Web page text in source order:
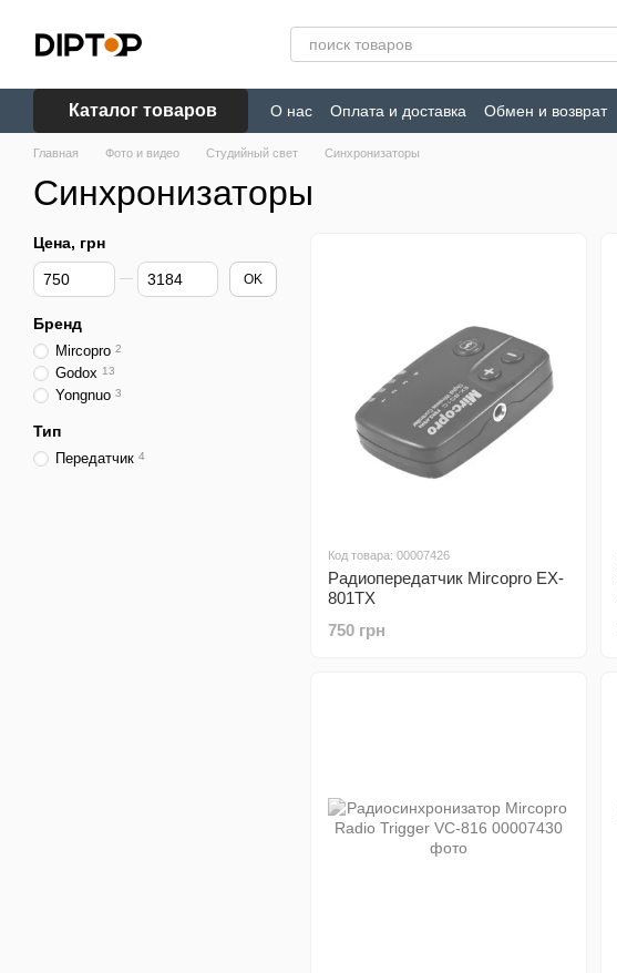
Каталог товаров О нас Оплата и доставка Обмен и возврат
Главная Фото и видео Студийный свет Синхронизаторы
Синхронизаторы
Код товара: 00007426
Радиопередатчик Mircopro EX-
801TX
750 грн
Цена, грн
От Цена, грн
До Цена, грн OK
Бренд
Mircopro 2
Godox 13
Yongnuo 3
Тип
Передатчик 4